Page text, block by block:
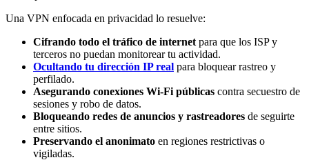
Una VPN enfocada en privacidad lo resuelve:
Cifrando todo el tráfico de internet para que los ISP y
terceros no puedan monitorear tu actividad.
Ocultando tu dirección IP real para bloquear rastreo y
perfilado.
Asegurando conexiones Wi-Fi públicas contra secuestro de
sesiones y robo de datos.
Bloqueando redes de anuncios y rastreadores de seguirte
entre sitios.
Preservando el anonimato en regiones restrictivas o
vigiladas.